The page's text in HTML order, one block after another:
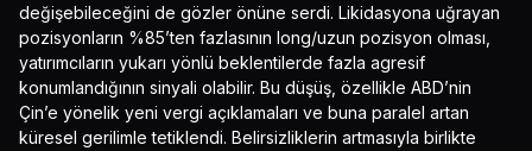
değişebileceğini de gözler önüne serdi. Likidasyona uğrayan
pozisyonların %85’ten fazlasının long/uzun pozisyon olması,
yatırımcıların yukarı yönlü beklentilerde fazla agresif
konumlandığının sinyali olabilir. Bu düşüş, özellikle ABD’nin
Çin’e yönelik yeni vergi açıklamaları ve buna paralel artan
küresel gerilimle tetiklendi. Belirsizliklerin artmasıyla birlikte